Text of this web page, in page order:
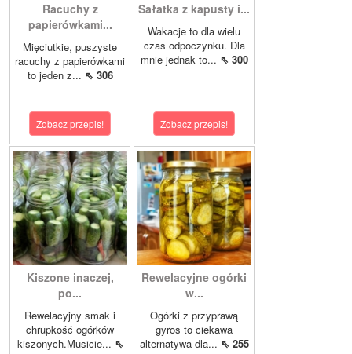
Racuchy z
papierówkami...
Mięciutkie, puszyste
racuchy z papierówkami
to jeden z... ⇖ 306
Zobacz przepis!
Sałatka z kapusty i...
Wakacje to dla wielu
czas odpoczynku. Dla
mnie jednak to... ⇖ 300
Zobacz przepis!
Kiszone inaczej,
po...
Rewelacyjny smak i
chrupkość ogórków
kiszonych.Musicie... ⇖
Rewelacyjne ogórki
w...
Ogórki z przyprawą
gyros to ciekawa
alternatywa dla... ⇖ 255